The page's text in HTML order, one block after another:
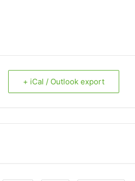
+ iCal / Outlook export